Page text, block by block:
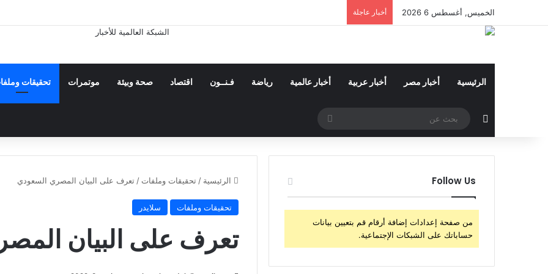
الخميس, أغسطس 6 2026 أخبار عاجلة
الرئيسية أخبار مصر أخبار عربية أخبار عالمية رياضة فـنــون اقتصاد صحة وبيئة موتمرات تحقيقات
مقال عشوائي
عن
الرئيسية / تحقيقات وملفات / تعرف على البيان المصري السعودي
تحقيقات وملفات سلايدر
تعرف على البيان
Follow Us
من صفحة إعدادات إضافة أرقام قم بتعيين بيانات
حساباتك على الشبكات الإجتماعية.